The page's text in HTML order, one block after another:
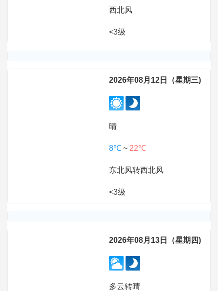
西北风
<3级
2026年08月12日（星期三)
晴
8℃ ~ 22℃
东北风转西北风
<3级
2026年08月13日（星期四)
多云转晴